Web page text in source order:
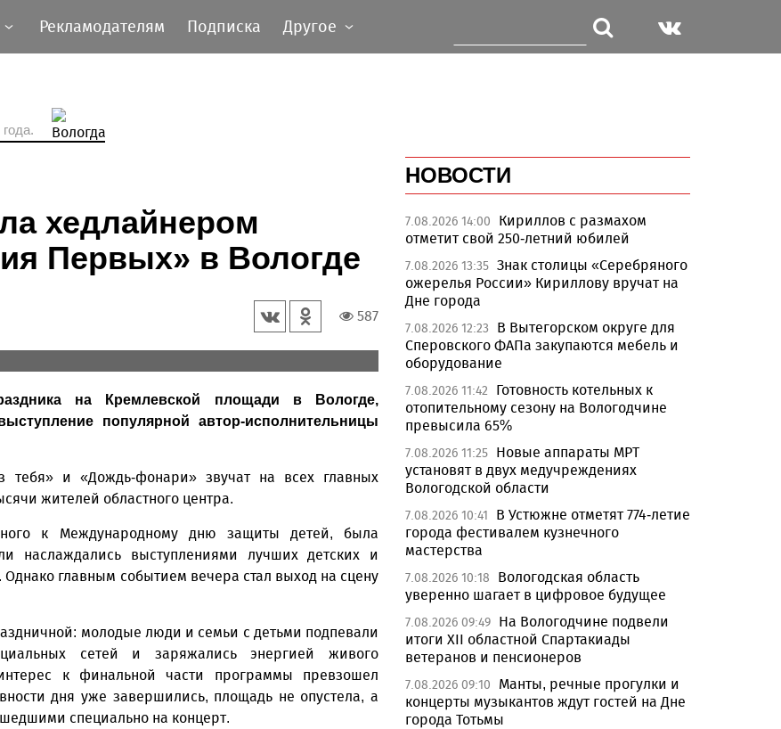
Рекламодателям Подписка Другое
хедлайнером
Первых» в Вологде
587
на Кремлевской площади в Вологде,
популярной автор-исполнительницы
тебя» и «Дождь-фонари» звучат на всех главных
жителей областного центра.
к Международному дню защиты детей, была
наслаждались выступлениями лучших детских и
главным событием вечера стал выход на сцену
молодые люди и семьи с детьми подпевали
сетей и заряжались энергией живого
к финальной части программы превзошел
дня уже завершились, площадь не опустела, а
специально на концерт.
НОВОСТИ
7.08.2026 14:00
Кириллов с размахом
отметит свой 250-летний юбилей
7.08.2026 13:35 Знак столицы «Серебряного
ожерелья России» Кириллову вручат на
Дне города
7.08.2026 12:23
В Вытегорском округе для
Сперовского ФАПа закупаются мебель и
оборудование
7.08.2026 11:42
Готовность котельных к
отопительному сезону на Вологодчине
превысила 65%
7.08.2026 11:25 Новые аппараты МРТ
установят в двух медучреждениях
Вологодской области
7.08.2026 10:41
В Устюжне отметят 774-летие
города фестивалем кузнечного
мастерства
7.08.2026 10:18
Вологодская область
уверенно шагает в цифровое будущее
7.08.2026 09:49 На Вологодчине подвели
итоги XII областной Спартакиады
ветеранов и пенсионеров
7.08.2026 09:10
Манты, речные прогулки и
концерты музыкантов ждут гостей на Дне
города Тотьмы